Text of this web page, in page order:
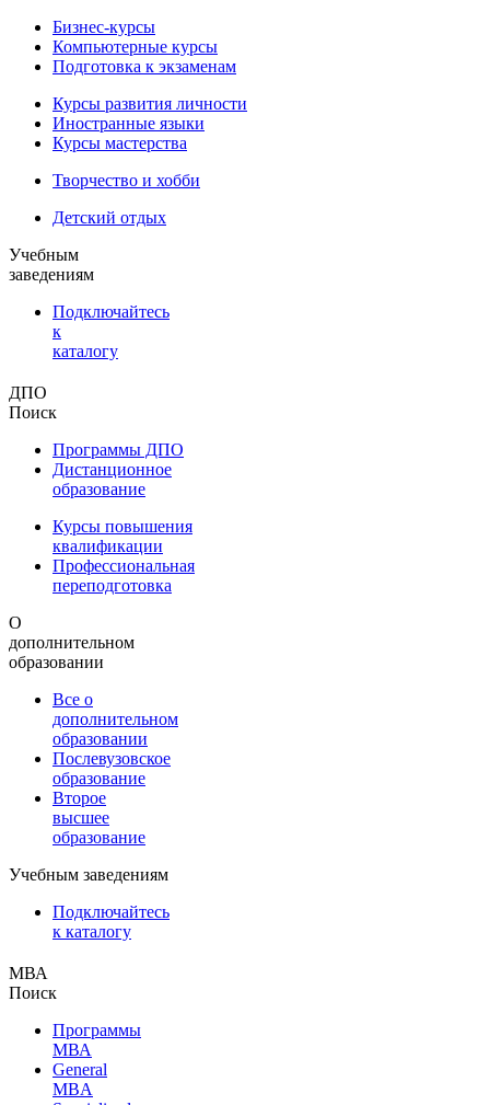
Бизнес-курсы
Компьютерные курсы
Подготовка к экзаменам
Курсы развития личности
Иностранные языки
Курсы мастерства
Творчество и хобби
Детский отдых
Учебным
заведениям
Подключайтесь
к
каталогу
ДПО
Поиск
Программы ДПО
Дистанционное
образование
Курсы повышения
квалификации
Профессиональная
переподготовка
О
дополнительном
образовании
Все о
дополнительном
образовании
Послевузовское
образование
Второе
высшее
образование
Учебным заведениям
Подключайтесь
к каталогу
МВА
Поиск
Программы
МВА
General
MBA